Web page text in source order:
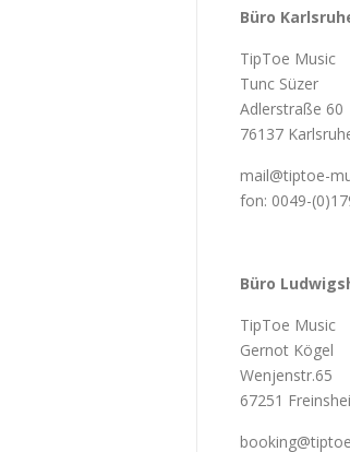
Büro
TipToe Music
Tunc Süzer
Adlerstraße 60
76137
mail@tiptoe-
fon: 0049-
Büro
TipToe Music
Gernot Kögel
Wenjenstr.65
67251